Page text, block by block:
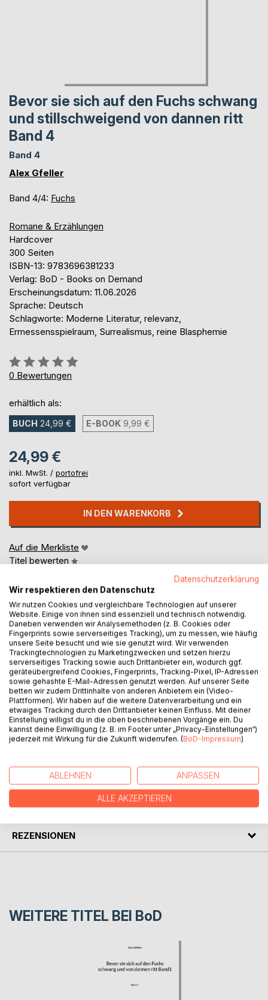
Bevor sie sich auf den Fuchs schwang
und stillschweigend von dannen ritt
Band 4
Band 4
Alex Gfeller
Band 4/4: Fuchs
Romane & Erzählungen
Hardcover
300 Seiten
ISBN-13: 9783696381233
Verlag: BoD - Books on Demand
Erscheinungsdatum: 11.06.2026
Sprache: Deutsch
Schlagworte: Moderne Literatur, relevanz,
Ermessensspielraum, Surrealismus, reine Blasphemie
Bewertung::
0%
0 Bewertungen
erhältlich als:
BUCH 24,99 € E-BOOK 9,99 €
24,99 €
inkl. MwSt. / portofrei
sofort verfügbar
IN DEN WARENKORB
Auf die Merkliste
Titel bewerten
BESCHREIBUNG
«Jenseits der Literatur und der Unterhaltungsliteratur liegt
nichts mehr. Das Einzigartige liegt also darin, dass, wer
jenseits ist, nicht mehr schreibt, er mag schreiben, soviel er
will; es ist einfach sozusagen nicht geschrieben.»
Jürg Laederach, «Alberts Schneefall»
AUTOR/IN
REZENSIONEN
WEITERE TITEL BEI BoD
Datenschutzerklärung
Wir respektieren den Datenschutz
Wir nutzen Cookies und vergleichbare Technologien auf unserer
Website. Einige von ihnen sind essenziell und technisch notwendig.
Daneben verwenden wir Analysemethoden (z. B. Cookies oder
Fingerprints sowie serverseitiges Tracking), um zu messen, wie häufig
unsere Seite besucht und wie sie genutzt wird. Wir verwenden
Trackingtechnologien zu Marketingzwecken und setzen hierzu
serverseitiges Tracking sowie auch Drittanbieter ein, wodurch ggf.
geräteübergreifend Cookies, Fingerprints, Tracking-Pixel, IP-Adressen
sowie gehashte E-Mail-Adressen genutzt werden. Auf unserer Seite
betten wir zudem Drittinhalte von anderen Anbietern ein (Video-
Plattformen). Wir haben auf die weitere Datenverarbeitung und ein
etwaiges Tracking durch den Drittanbieter keinen Einfluss. Mit deiner
Einstellung willigst du in die oben beschriebenen Vorgänge ein. Du
kannst deine Einwilligung (z. B. im Footer unter „Privacy-Einstellungen“)
jederzeit mit Wirkung für die Zukunft widerrufen. (BoD-Impressum)
ABLEHNEN ANPASSEN
ALLE AKZEPTIEREN